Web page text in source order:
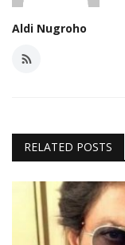
Aldi Nugroho
RELATED POSTS